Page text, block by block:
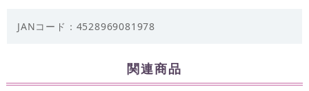
JANコード：4528969081978
関連商品